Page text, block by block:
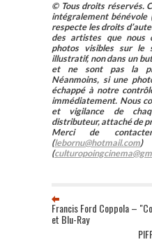
© Tous droits réservés.
intégralement bénévole
respecte les droits
des artistes que nous
photos visibles sur le
illustratif, non dans un
et ne sont pas la
Néanmoins, si une
échappé à notre
immédiatement. Nous
et vigilance de
distributeur, attaché de
Merci de
(lebornu@hotmail.com)
(
Francis Ford Coppola –
et Blu-Ray